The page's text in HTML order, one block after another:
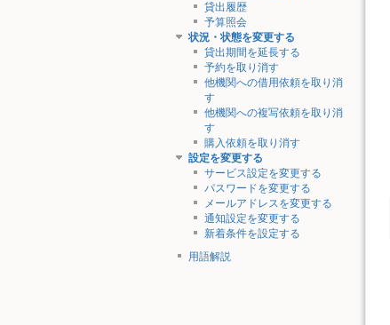
貸出履歴
予算照会
状況・状態を変更する
貸出期間を延長する
予約を取り消す
他機関への借用依頼を取り消
す
他機関への複写依頼を取り消
す
購入依頼を取り消す
設定を変更する
サービス設定を変更する
パスワードを変更する
メールアドレスを変更する
通知設定を変更する
新着条件を設定する
用語解説